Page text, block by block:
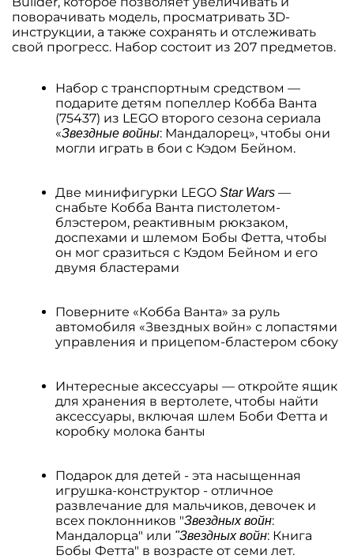
поворачивать модель, просматривать 3D-
инструкции, а также сохранять и отслеживать
свой прогресс. Набор состоит из 207 предметов.
Набор с транспортным средством —
подарите детям попеллер Кобба Ванта
(75437) из LEGO второго сезона сериала
«Звездные войны: Мандалорец», чтобы они
могли играть в бои с Кэдом Бейном.
Две минифигурки LEGO Star Wars —
снабьте Кобба Ванта пистолетом-
блэстером, реактивным рюкзаком,
доспехами и шлемом Бобы Фетта, чтобы
он мог сразиться с Кэдом Бейном и его
двумя бластерами
Поверните «Кобба Ванта» за руль
автомобиля «Звездных войн» с лопастями
управления и прицепом-бластером сбоку
Интересные аксессуары — откройте ящик
для хранения в вертолете, чтобы найти
аксессуары, включая шлем Боби Фетта и
коробку молока банты
Подарок для детей - эта насыщенная
игрушка-конструктор - отличное
развлечание для мальчиков, девочек и
всех поклонников "Звездных войн:
Мандалорца" или "Звездных войн: Книга
Бобы Фетта" в возрасте от семи лет.